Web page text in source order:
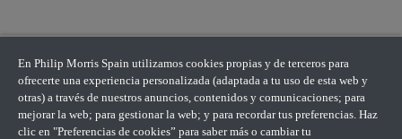
En Philip Morris Spain utilizamos cookies propias y de terceros para
ofrecerte una experiencia personalizada (adaptada a tu uso de esta web y
otras) a través de nuestros anuncios, contenidos y comunicaciones; para
mejorar la web; para gestionar la web; y para recordar tus preferencias. Haz
clic en "Preferencias de cookies” para saber más o cambiar tu